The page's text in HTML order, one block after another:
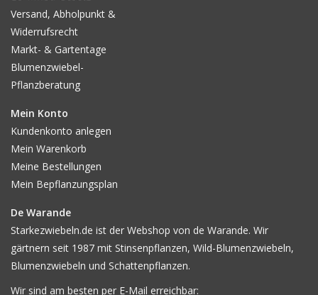
Versand, Abholpunkt &
Widerrufsrecht
Markt- & Gartentage
Blumenzwiebel-
Pflanzberatung
Mein Konto
Kundenkonto anlegen
Mein Warenkorb
Meine Bestellungen
Mein Bepflanzungsplan
De Warande
Starkezwiebeln.de ist der Webshop von de Warande. Wir
gärtnern seit 1987 mit Stinsenpflanzen, Wild-Blumenzwiebeln,
Blumenzwiebeln und Schattenpflanzen.
Wir sind am besten per E-Mail erreichbar: